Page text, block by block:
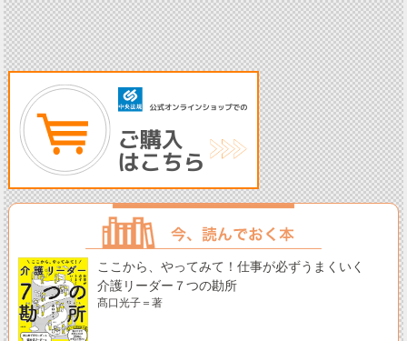
ここから、やってみて！仕事が必ずうまくいく
介護リーダー７つの勘所
髙口光子＝著